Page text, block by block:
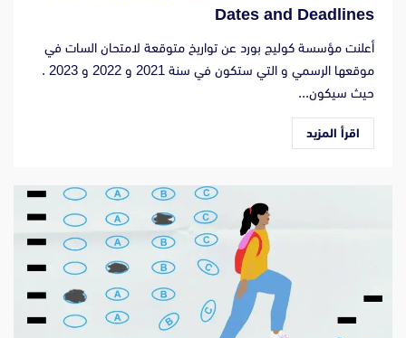
Dates and Deadlines
أعلنت مؤسسة كوليج بورد عن تواريخ متوقعة لامتحان السات في
موقعها الرسمي و التي ستكون في سنة 2021 و 2022 و 2023 .
حيث سيكون...
اقرأ المزيد